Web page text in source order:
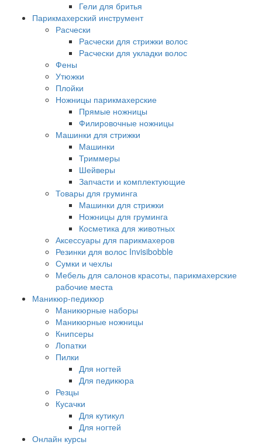
Гели для бритья
Парикмахерский инструмент
Расчески
Расчески для стрижки волос
Расчески для укладки волос
Фены
Утюжки
Плойки
Ножницы парикмахерские
Прямые ножницы
Филировочные ножницы
Машинки для стрижки
Машинки
Триммеры
Шейверы
Запчасти и комплектующие
Товары для груминга
Машинки для стрижки
Ножницы для груминга
Косметика для животных
Аксессуары для парикмахеров
Резинки для волос Invisibobble
Сумки и чехлы
Мебель для салонов красоты, парикмахерские
рабочие места
Маникюр-педикюр
Маникюрные наборы
Маникюрные ножницы
Книпсеры
Лопатки
Пилки
Для ногтей
Для педикюра
Резцы
Кусачки
Для кутикул
Для ногтей
Онлайн курсы